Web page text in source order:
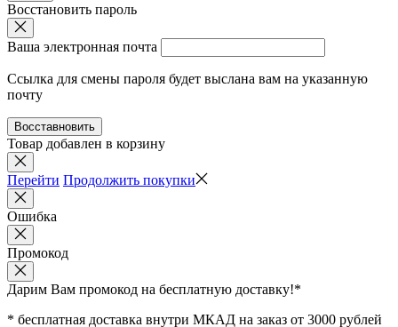
Восстановить пароль
Ваша электронная почта
Ссылка для смены пароля будет выслана вам на указанную
почту
Восставновить
Товар добавлен в корзину
Перейти Продолжить покупки
Ошибка
Промокод
Дарим Вам промокод на бесплатную доставку!*
* бесплатная доставка внутри МКАД на заказ от 3000 рублей